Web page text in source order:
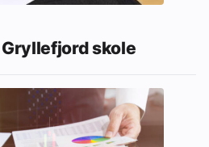
skole